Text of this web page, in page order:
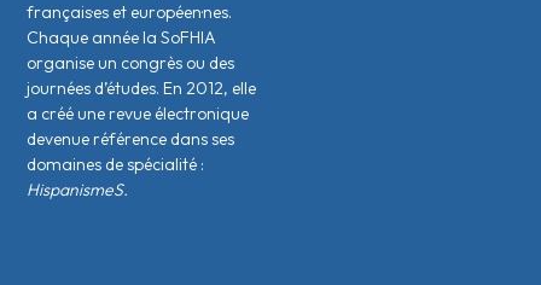
français·es et européen·nes.
Chaque année la SoFHIA
organise un congrès ou des
journées d’études. En 2012, elle
a créé une revue électronique
devenue référence dans ses
domaines de spécialité :
HispanismeS.